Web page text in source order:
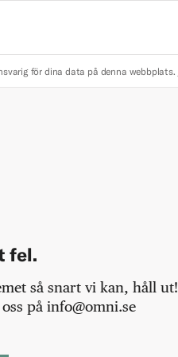
för dina data på denna webbplats.
fel.
så snart vi kan, håll ut!
på info@omni.se